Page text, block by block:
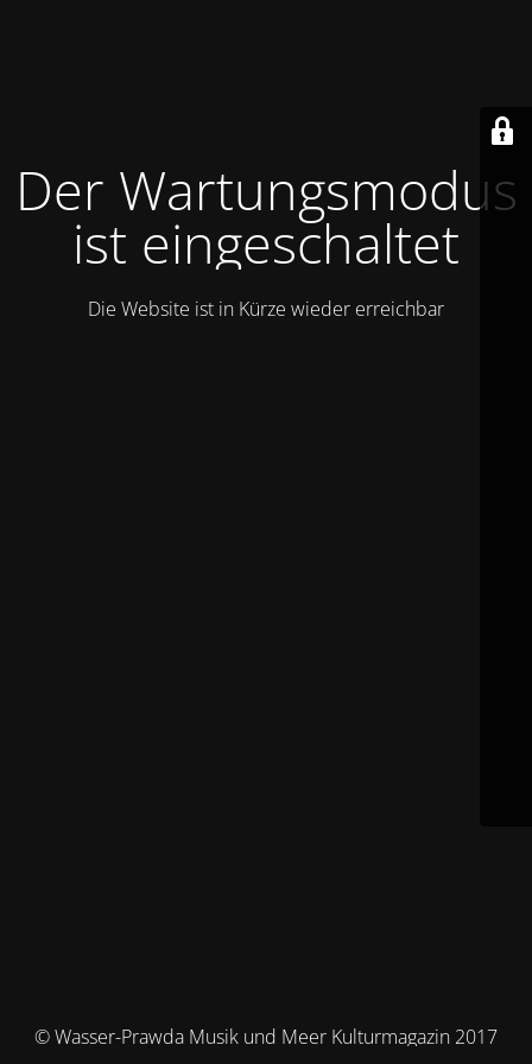
Der Wartungsmodus
ist eingeschaltet
Die Website ist in Kürze wieder erreichbar
© Wasser-Prawda Musik und Meer Kulturmagazin 2017